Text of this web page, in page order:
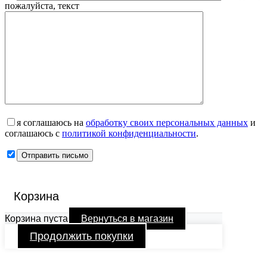
пожалуйста, текст
я соглашаюсь на обработку своих персональных данных и
соглашаюсь с политикой конфиденциальности.
Корзина
Корзина пуста Вернуться в магазин
Продолжить покупки